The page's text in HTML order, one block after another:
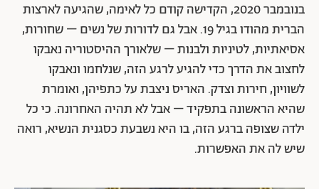
בנובמבר 2020, הקדישה קודם כל לאימה, שהגיעה לארצות
הברית מהודו בגיל 19. אבל גם לדורות של נשים – שחורות,
אסיאתיות, לטיניות ולבנות – שלאורך ההיסטוריה נאבקו
לחצוב את הדרך כדי להגיע לרגע הזה, שנלחמו ונאבקו
לשוויון, חירות וצדק. האריס ניצבת על כתפיהן, ואומרת
שהיא הראשונה בתפקיד – אבל לא תהיה האחרונה. כי כל
ילדה שצופה ברגע הזה, בו היא נשבעת כסגנית הנשיא, רואה
שיש לה את האפשרות.